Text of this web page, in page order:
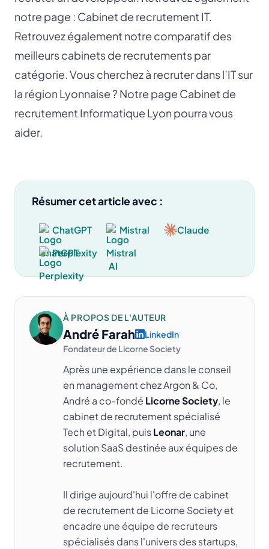
notre page : Cabinet de recrutement IT.
Retrouvez également notre comparatif des
meilleurs cabinets de recrutementspar
catégorie. Vous cherchez à recruter dans l’IT sur
la région Lyonnaise ? Notre page Cabinet de
recrutement Informatique Lyonpourra vous
aider.
Résumer cet article avec :
ChatGPT Mistral
Claude
Perplexity
À PROPOS DE L'AUTEUR
André Farah
LinkedIn
Fondateur de Licorne Society
Après une expérience dans le conseil
en management chez Argon & Co,
André a co-fondé Licorne Society, le
cabinet de recrutement spécialisé
Tech et Digital, puisLeonar, une
solution SaaS destinée aux équipes de
recrutement.
Il dirige aujourd'hui l'offre de cabinet
de recrutement de Licorne Society et
encadre une équipe de recruteurs
spécialisés dans l'univers des startups,